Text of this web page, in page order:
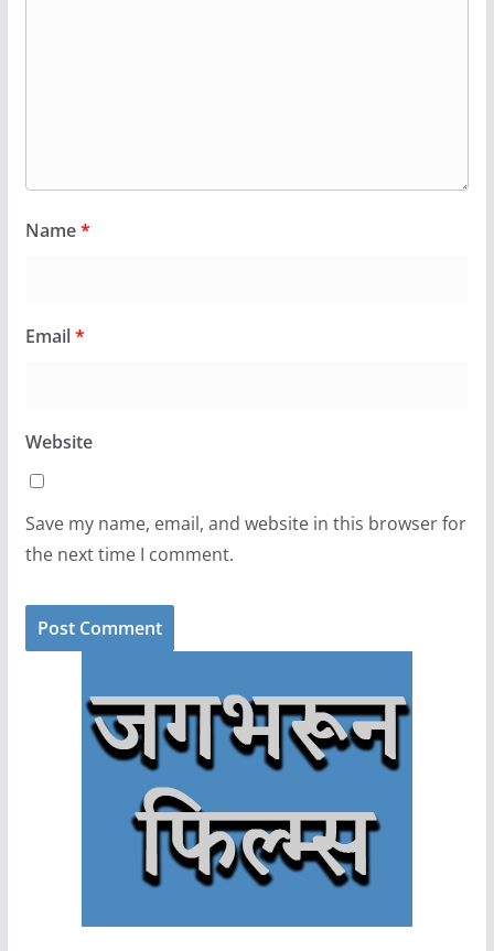
Name*
Email*
Website
Save my name, email, and website in this browser for
the next time I comment.